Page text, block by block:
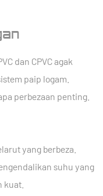
dan CPVC agak
paip logam.
perbezaan penting.
yang berbeza.
suhu yang
kuat.